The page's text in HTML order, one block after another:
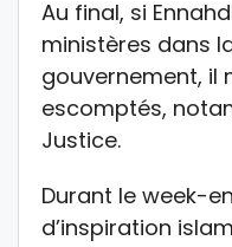
Au final, si
ministères dans
gouvernement, il
escomptés,
Justice.
Durant le week-
d’inspiration